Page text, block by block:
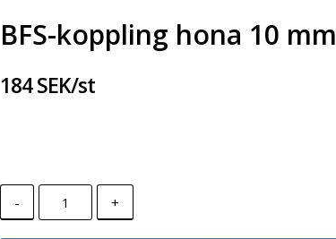
BFS-koppling hona 10 mm
184 SEK/st
- +